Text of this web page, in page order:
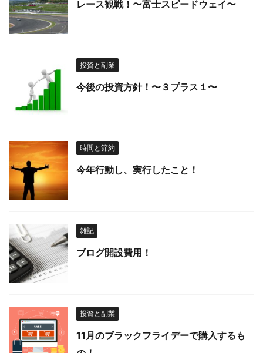
レース観戦！〜富士スピードウェイ〜
投資と副業
今後の投資方針！〜３プラス１〜
時間と節約
今年行動し、実行したこと！
雑記
ブログ開設費用！
投資と副業
11月のブラックフライデーで購入するも